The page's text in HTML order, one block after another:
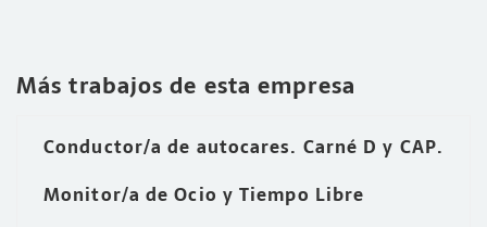
Más trabajos de esta empresa
Conductor/a de autocares. Carné D y CAP.
Monitor/a de Ocio y Tiempo Libre